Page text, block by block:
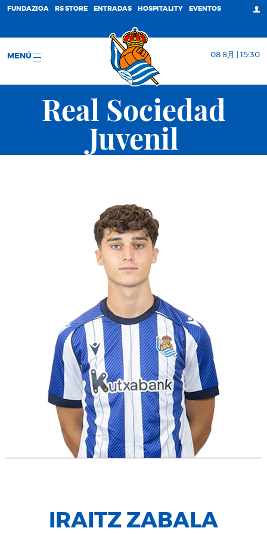
FUNDAZIOA RS STORE ENTRADAS HOSPITALITY EVENTOS
MENÚ 08 8月 | 15:30
Real Sociedad
Juvenil
IRAITZ ZABALA